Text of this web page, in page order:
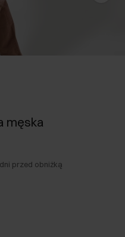
męska
przed obniżką